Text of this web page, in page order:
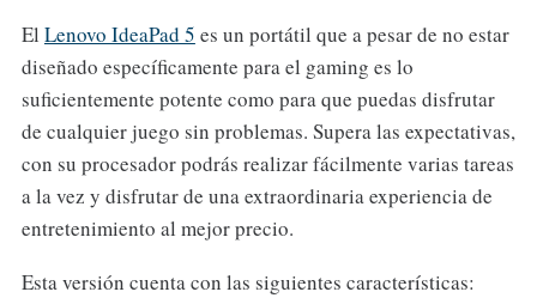
El Lenovo IdeaPad 5 es un portátil que a pesar de no estar
diseñado específicamente para el gaming es lo
suficientemente potente como para que puedas disfrutar
de cualquier juego sin problemas. Supera las expectativas,
con su procesador podrás realizar fácilmente varias tareas
a la vez y disfrutar de una extraordinaria experiencia de
entretenimiento al mejor precio.
Esta versión cuenta con las siguientes características: